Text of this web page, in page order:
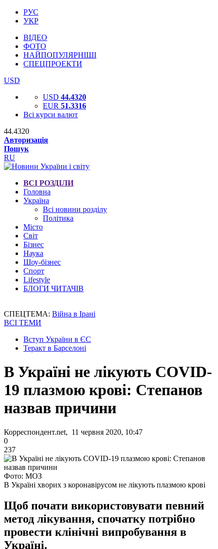
РУС
УКР
ВІДЕО
ФОТО
НАЙПОПУЛЯРНІШІ
СПЕЦПРОЕКТИ
USD
USD 44.4320
EUR 51.3316
Всі курси валют
44.4320
Авторизація
Пошук
RU
ВСІ РОЗДІЛИ
Головна
Україна
Всі новини розділу
Політика
Місто
Світ
Бізнес
Наука
Шоу-бізнес
Спорт
Lifestyle
БЛОГИ ЧИТАЧІВ
СПЕЦТЕМА: Війна в Ірані
ВСІ ТЕМИ
Вступ України в ЄС
Теракт в Барселоні
В Україні не лікують COVID-
19 плазмою крові: Степанов
назвав причини
Корреспондент.net, 11 червня 2020, 10:47
0
237
Фото: МОЗ
В Україні хворих з коронавірусом не лікують плазмою крові
Щоб почати використовувати певний
метод лікування, спочатку потрібно
провести клінічні випробування в
Україні.